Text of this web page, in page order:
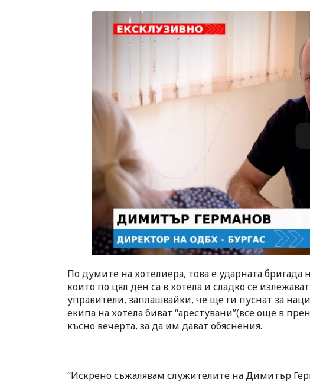
По думите на хотелиера, това е ударната
които по цял ден са в хотела и сладко се
управители, заплашвайки, че ще ги пуснат за
екипа на хотела биват “арестувани”(все още в
късно вечерта, за да им дават обяснения.
“Искрено съжалявам служителите на Димитър